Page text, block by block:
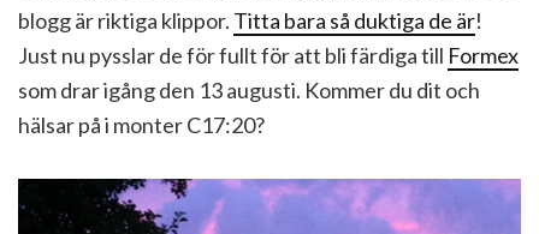
blogg är riktiga klippor. Titta bara så duktiga de är!
Just nu pysslar de för fullt för att bli färdiga till Formex
som drar igång den 13 augusti. Kommer du dit och
hälsar på i monter C17:20?